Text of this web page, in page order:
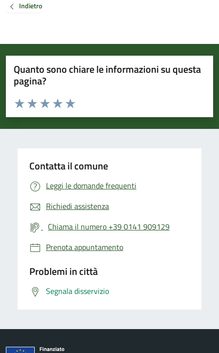
Indietro
Quanto sono chiare le informazioni su questa
pagina?
Valuta da 1 a 5 stelle la pagina
Valuta 5 stelle su 5
Valuta 4 stelle su 5
Valuta 3 stelle su 5
Valuta 2 stelle su 5
Valuta 1 stelle su 5
Contatta il comune
Leggi le domande frequenti
Richiedi assistenza
Chiama il numero +39 0141 909129
Prenota appuntamento
Problemi in città
Segnala disservizio